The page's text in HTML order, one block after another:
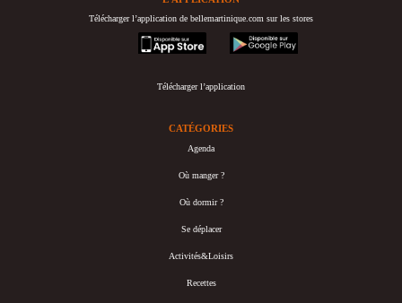
Télécharger l’application de bellemartinique.com sur les stores
appstore
googleplay
Télécharger l’application
CATÉGORIES
Agenda
Où manger ?
Où dormir ?
Se déplacer
Activités&Loisirs
Recettes